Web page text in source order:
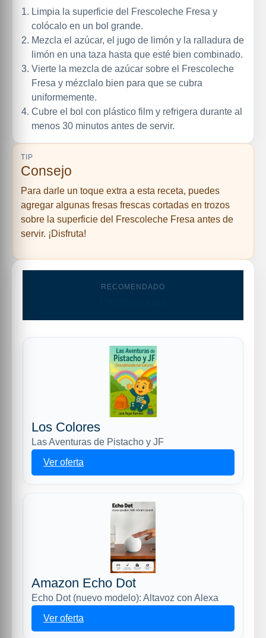
Limpia la superficie del Frescoleche Fresa y
colócalo en un bol grande.
Mezcla el azúcar, el jugo de limón y la ralladura de
limón en una taza hasta que esté bien combinado.
Vierte la mezcla de azúcar sobre el Frescoleche
Fresa y mézclalo bien para que se cubra
uniformemente.
Cubre el bol con plástico film y refrigera durante al
menos 30 minutos antes de servir.
TIP
Consejo
Para darle un toque extra a esta receta, puedes
agregar algunas fresas frescas cortadas en trozos
sobre la superficie del Frescoleche Fresa antes de
servir. ¡Disfruta!
RECOMENDADO
Los Colores
Las Aventuras de Pistacho y JF
Ver oferta
Amazon Echo Dot
Echo Dot (nuevo modelo): Altavoz con Alexa
Ver oferta